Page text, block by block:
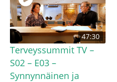
47:30
Terveyssummit TV –
S02 – E03 –
Synnynnäinen ja